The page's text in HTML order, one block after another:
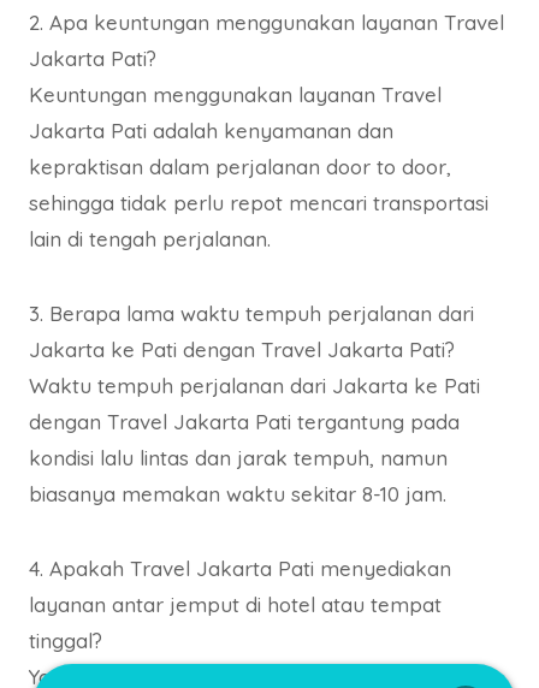
2. Apa keuntungan menggunakan layanan Travel
Jakarta Pati?
Keuntungan menggunakan layanan Travel
Jakarta Pati adalah kenyamanan dan
kepraktisan dalam perjalanan door to door,
sehingga tidak perlu repot mencari transportasi
lain di tengah perjalanan.
3. Berapa lama waktu tempuh perjalanan dari
Jakarta ke Pati dengan Travel Jakarta Pati?
Waktu tempuh perjalanan dari Jakarta ke Pati
dengan Travel Jakarta Pati tergantung pada
kondisi lalu lintas dan jarak tempuh, namun
biasanya memakan waktu sekitar 8-10 jam.
4. Apakah Travel Jakarta Pati menyediakan
layanan antar jemput di hotel atau tempat
tinggal?
Ya, Travel Jakarta Pati menyediakan layanan